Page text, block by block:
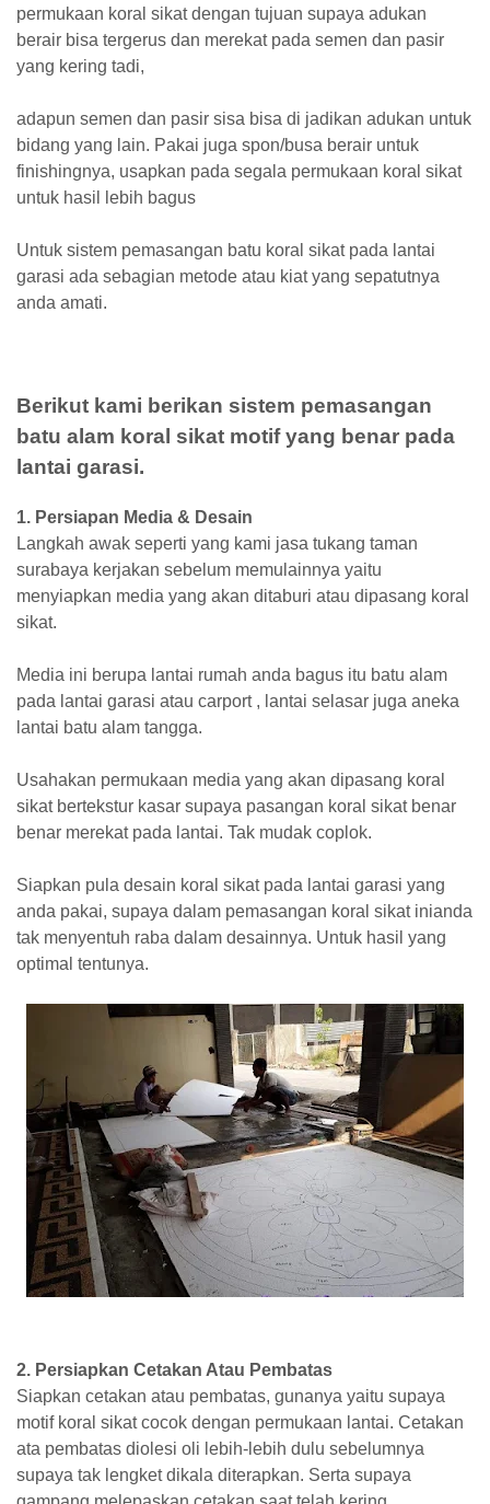
permukaan koral sikat dengan tujuan supaya adukan
berair bisa tergerus dan merekat pada semen dan pasir
yang kering tadi,
adapun semen dan pasir sisa bisa di jadikan adukan untuk
bidang yang lain. Pakai juga spon/busa berair untuk
finishingnya, usapkan pada segala permukaan koral sikat
untuk hasil lebih bagus
Untuk sistem pemasangan batu koral sikat pada lantai
garasi ada sebagian metode atau kiat yang sepatutnya
anda amati.
Berikut kami berikan sistem pemasangan
batu alam koral sikat motif yang benar pada
lantai garasi.
1. Persiapan Media & Desain
Langkah awak seperti yang kami jasa tukang taman
surabaya kerjakan sebelum memulainnya yaitu
menyiapkan media yang akan ditaburi atau dipasang koral
sikat.
Media ini berupa lantai rumah anda bagus itu batu alam
pada lantai garasi atau carport , lantai selasar juga aneka
lantai batu alam tangga.
Usahakan permukaan media yang akan dipasang koral
sikat bertekstur kasar supaya pasangan koral sikat benar
benar merekat pada lantai. Tak mudak coplok.
Siapkan pula desain koral sikat pada lantai garasi yang
anda pakai, supaya dalam pemasangan koral sikat inianda
tak menyentuh raba dalam desainnya. Untuk hasil yang
optimal tentunya.
2. Persiapkan Cetakan Atau Pembatas
Siapkan cetakan atau pembatas, gunanya yaitu supaya
motif koral sikat cocok dengan permukaan lantai. Cetakan
ata pembatas diolesi oli lebih-lebih dulu sebelumnya
supaya tak lengket dikala diterapkan. Serta supaya